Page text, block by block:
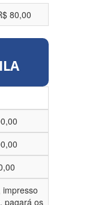
80,00
impresso
pagará os